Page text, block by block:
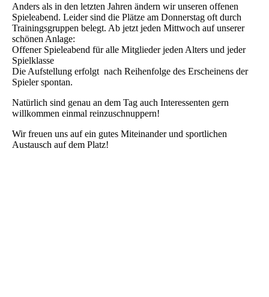
Anders als in den letzten Jahren ändern wir unseren offenen
Spieleabend. Leider sind die Plätze am Donnerstag oft durch
Trainingsgruppen belegt. Ab jetzt jeden Mittwoch auf unserer
schönen Anlage:
Offener Spieleabend für alle Mitglieder jeden Alters und jeder
Spielklasse
Die Aufstellung erfolgt nach Reihenfolge des Erscheinens der
Spieler spontan.
Natürlich sind genau an dem Tag auch Interessenten gern
willkommen einmal reinzuschnuppern!
Wir freuen uns auf ein gutes Miteinander und sportlichen
Austausch auf dem Platz!